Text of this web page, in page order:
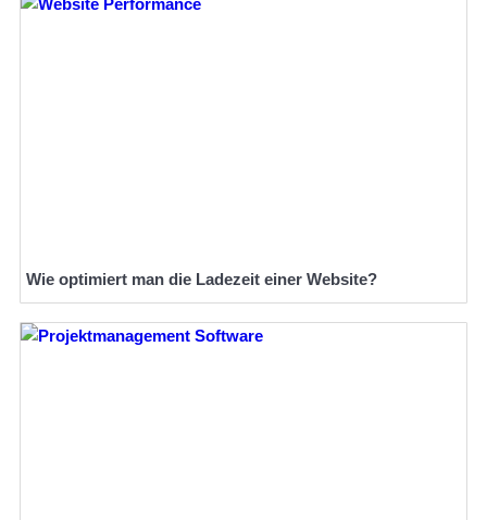
Wie optimiert man die Ladezeit einer Website?